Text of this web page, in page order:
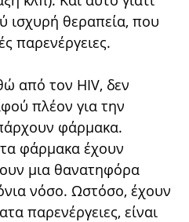
ισχυρή θεραπεία, που
παρενέργειες.
από τον HIV, δεν
πλέον για την
φάρμακα.
φάρμακα έχουν
μια θανατηφόρα
νόσο. Ωστόσο, έχουν
παρενέργειες, είναι